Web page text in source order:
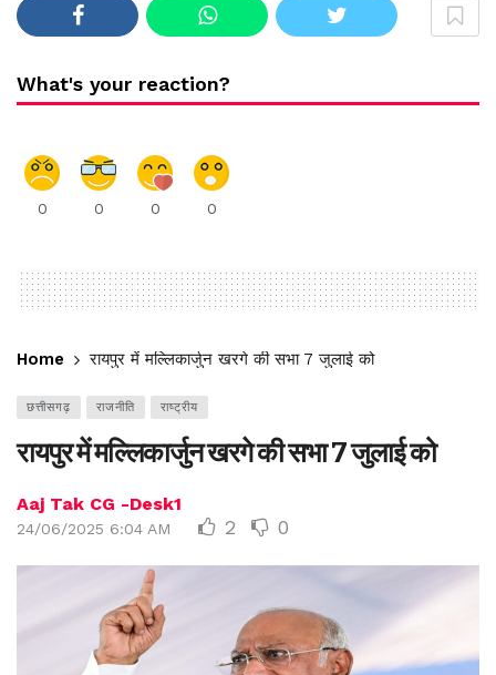
What's your reaction?
0 0 0 0
Home रायपुर में मल्लिकार्जुन खरगे की सभा 7 जुलाई को
छत्तीसगढ़ राजनीति राष्ट्रीय
रायपुर में मल्लिकार्जुन खरगे की सभा 7 जुलाई को
Aaj Tak CG -Desk1
24/06/2025 6:04 AM 2 0